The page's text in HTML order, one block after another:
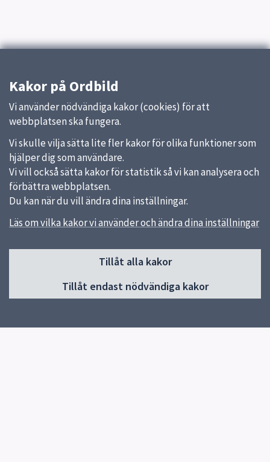
Kakor på Ordbild
Vi använder nödvändiga kakor (cookies) för att
webbplatsen ska fungera.
Vi skulle vilja sätta lite fler kakor för olika funktioner som
hjälper dig som användare.
Vi vill också sätta kakor för statistik så vi kan analysera och
förbättra webbplatsen.
Du kan när du vill ändra dina inställningar.
Läs om vilka kakor vi använder och ändra dina inställningar
Tillåt alla kakor
Tillåt endast nödvändiga kakor
Sidfot